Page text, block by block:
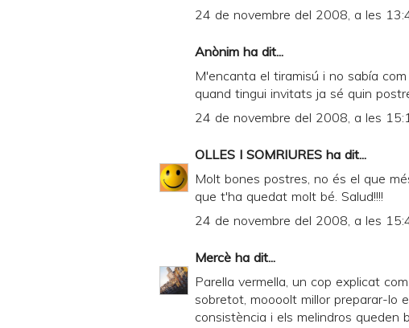
24 de novembre del 2008, a les
Anònim ha dit...
M'encanta el tiramisú i no sabía
quand tingui invitats ja sé quin
24 de novembre del 2008, a les
OLLES I SOMRIURES ha dit...
Molt bones postres, no és el que
que t'ha quedat molt bé. Salud!!!!
24 de novembre del 2008, a les
Mercè ha dit...
Parella vermella, un cop explicat
sobretot, moooolt millor preparar-lo
consistència i els melindros queden